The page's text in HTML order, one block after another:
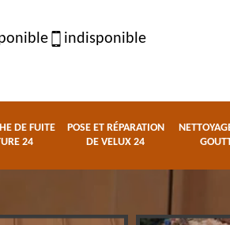
indisponible
DE FUITE
24
POSE ET RÉPARATION
DE VELUX 24